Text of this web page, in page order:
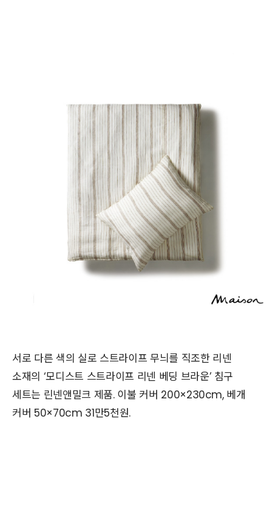
서로 다른 색의 실로 스트라이프 무늬를 직조한 리넨
소재의 ‘모디스트 스트라이프 리넨 베딩 브라운’ 침구
세트는 린넨앤밀크 제품. 이불 커버 200×230cm, 베개
커버 50×70cm 31만5천원.